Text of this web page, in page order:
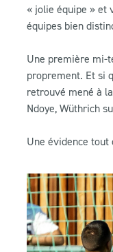
« jolie équipe » et
équipes bien
Une première mi-
proprement. Et si
retrouvé mené à
Ndoye, Wüthrich
Une évidence